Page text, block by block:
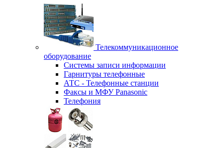
Телекоммуникационное
оборудование
Системы записи информации
Гарнитуры телефонные
АТС - Телефонные станции
Факсы и МФУ Panasonic
Телефония